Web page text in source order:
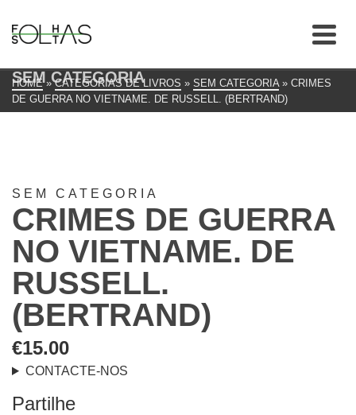
SEM CATEGORIA
HOME » CATEGORIAS DE LIVROS » SEM CATEGORIA » CRIMES
DE GUERRA NO VIETNAME. DE RUSSELL. (BERTRAND)
SEM CATEGORIA
CRIMES DE GUERRA
NO VIETNAME. DE
RUSSELL.
(BERTRAND)
€15.00
CONTACTE-NOS
Partilhe